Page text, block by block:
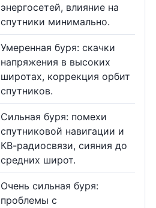
энергосетей, влияние на
спутники минимально.
Умеренная буря: скачки
напряжения в высоких
широтах, коррекция орбит
спутников.
Сильная буря: помехи
спутниковой навигации и
КВ-радиосвязи, сияния до
средних широт.
Очень сильная буря:
проблемы с